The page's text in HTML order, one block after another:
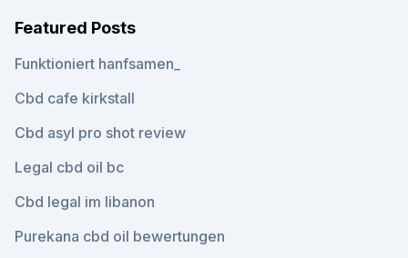
Featured Posts
Funktioniert hanfsamen_
Cbd cafe kirkstall
Cbd asyl pro shot review
Legal cbd oil bc
Cbd legal im libanon
Purekana cbd oil bewertungen